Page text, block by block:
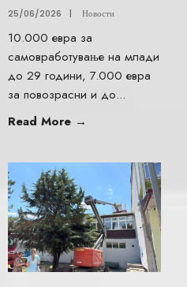
25/06/2026 | Новости
10.000 евра за
самовработување на млади
до 29 години, 7.000 евра
за повозрасни и до...
Read More →